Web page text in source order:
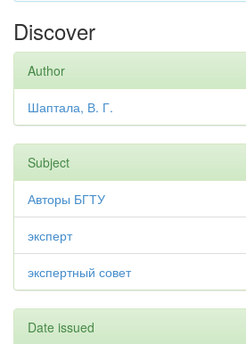
Discover
Author
Шаптала, В. Г.
Subject
Авторы БГТУ
эксперт
экспертный совет
Date issued